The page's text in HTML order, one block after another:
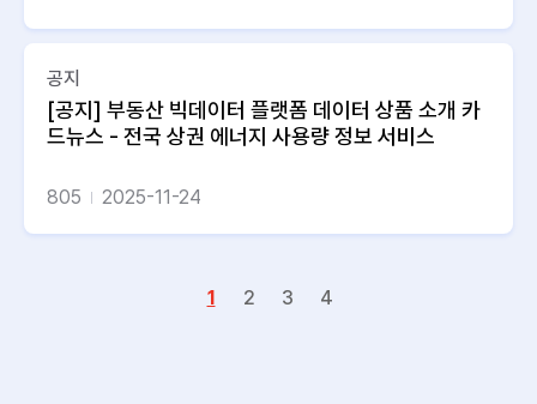
공지
[공지] 부동산 빅데이터 플랫폼 데이터 상품 소개 카
드뉴스 - 전국 상권 에너지 사용량 정보 서비스
805 2025-11-24
1 2 3 4